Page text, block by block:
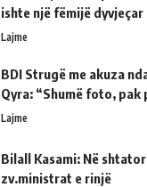
ishte një fëmijë dyvjeçar
Lajme
BDI Strugë me akuza
Qyra: “Shumë foto, pak
Lajme
Bilall Kasami: Në
zv.ministrat e rinjë